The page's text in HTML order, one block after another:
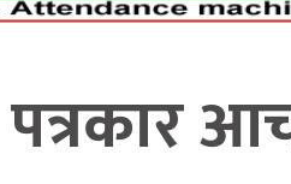
पत्रकार